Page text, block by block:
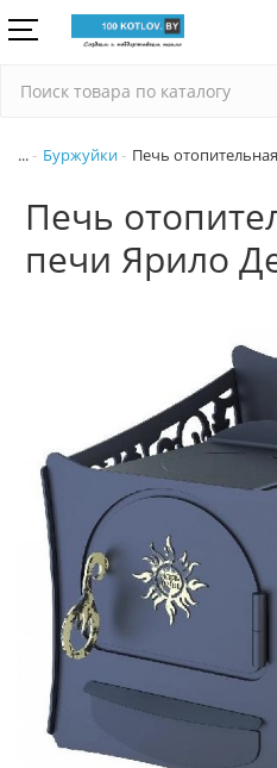
... Буржуйки Печь
Печь
печи Ярило